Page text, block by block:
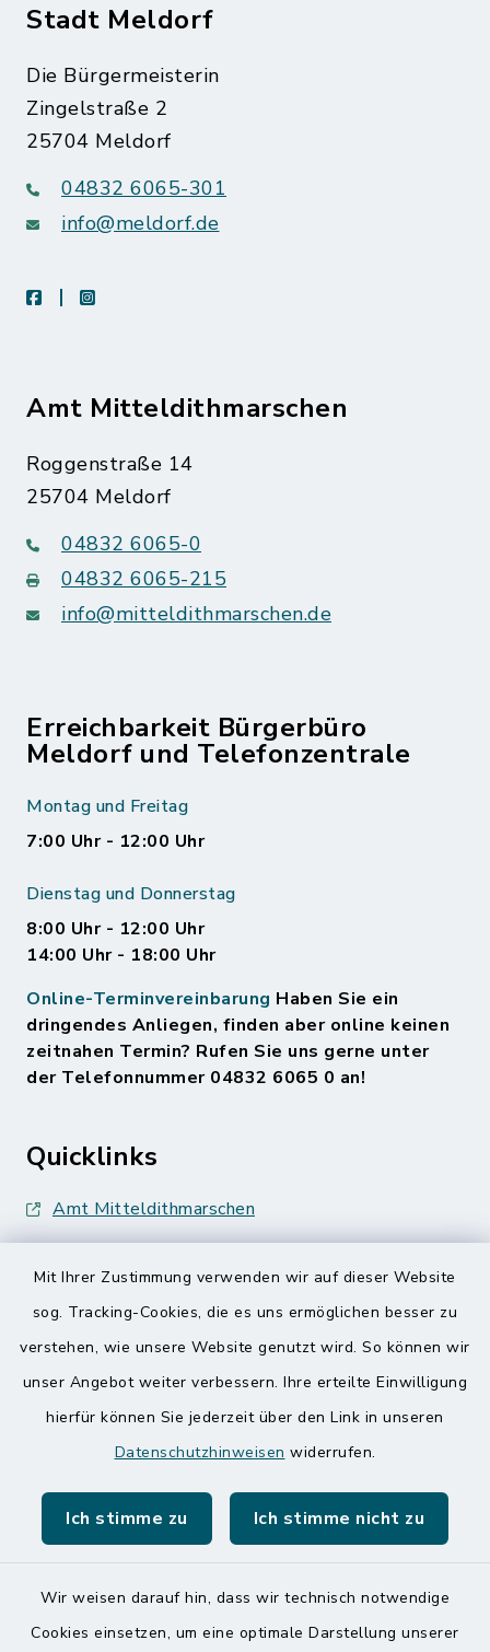
Mit Ihrer Zustimmung verwenden wir auf dieser Website
sog. Tracking-Cookies, die es uns ermöglichen besser zu
verstehen, wie unsere Website genutzt wird. So können wir
unser Angebot weiter verbessern. Ihre erteilte Einwilligung
hierfür können Sie jederzeit über den Link in unseren
Datenschutzhinweisen widerrufen.
Ich stimme zu Ich stimme nicht zu
Wir weisen darauf hin, dass wir technisch notwendige
Cookies einsetzen, um eine optimale Darstellung unserer
Stadt Meldorf
Die Bürgermeisterin
Zingelstraße 2
25704 Meldorf
04832 6065-301
info@meldorf.de
facebookinstagram
Amt Mitteldithmarschen
Roggenstraße 14
25704 Meldorf
04832 6065-0
04832 6065-215
info@mitteldithmarschen.de
Erreichbarkeit Bürgerbüro
Meldorf und Telefonzentrale
Montag und Freitag
7:00 Uhr - 12:00 Uhr
Dienstag und Donnerstag
8:00 Uhr - 12:00 Uhr
14:00 Uhr - 18:00 Uhr
Online-Terminvereinbarung Haben Sie ein
dringendes Anliegen, finden aber online keinen
zeitnahen Termin? Rufen Sie uns gerne unter
der Telefonnummer 04832 6065 0 an!
Quicklinks
Amt Mitteldithmarschen
Nationalpark Wattenmeer
Kontakt
Barrierefreiheit
Impressum